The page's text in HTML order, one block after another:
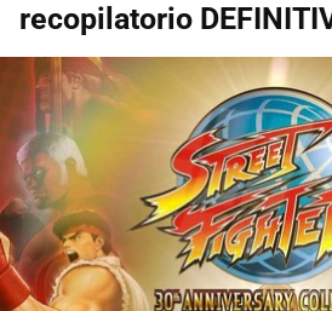
recopilatorio